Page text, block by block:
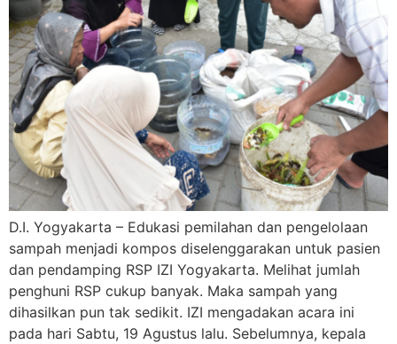
D.I. Yogyakarta – Edukasi pemilahan dan pengelolaan
sampah menjadi kompos diselenggarakan untuk pasien
dan pendamping RSP IZI Yogyakarta. Melihat jumlah
penghuni RSP cukup banyak. Maka sampah yang
dihasilkan pun tak sedikit. IZI mengadakan acara ini
pada hari Sabtu, 19 Agustus lalu. Sebelumnya, kepala